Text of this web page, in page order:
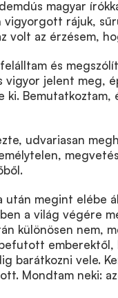
magyar
vigyorgott rájuk,
volt az érzésem,
és
vigyor jelent meg,
Bemutatkoztam,
udvariasan
után megint elébe
a világ végére
különösen nem,
barátkozni vele.
Mondtam neki: